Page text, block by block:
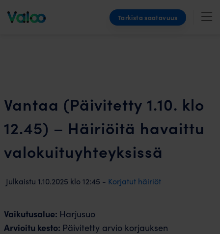
Tarkista saatavuus
Vantaa (Päivitetty 1.10. klo
12.45) – Häiriöitä havaittu
valokuituyhteyksissä
Julkaistu 1.10.2025 klo12:45 - Korjatut häiriöt
Vaikutusalue: Harjusuo
Arvioitu kesto: Päivitetty arvio korjauksen